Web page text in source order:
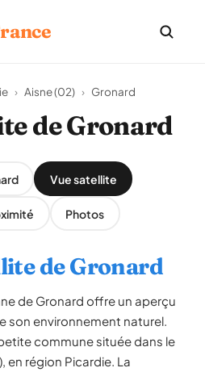
› Aisne (02) › Gronard
de Gronard
Vue satellite
Photos
de Gronard
de Gronard offre un aperçu
son environnement naturel.
commune située dans le
en région Picardie. La